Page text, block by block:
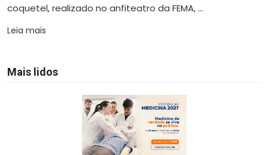
coquetel, realizado no anfiteatro da FEMA, ...
Leia mais
Mais lidos